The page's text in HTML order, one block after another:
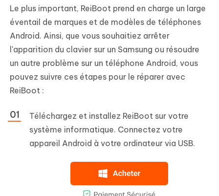
Le plus important, ReiBoot prend en charge un large
éventail de marques et de modèles de téléphones
Android. Ainsi, que vous souhaitiez arrêter
l'apparition du clavier sur un Samsung ou résoudre
un autre problème sur un téléphone Android, vous
pouvez suivre ces étapes pour le réparer avec
ReiBoot :
Téléchargez et installez ReiBoot sur votre
système informatique. Connectez votre
appareil Android à votre ordinateur via USB.